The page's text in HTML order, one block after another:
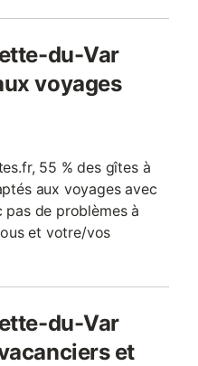
du-Var
voyages
55 % des gîtes à
aux voyages avec
de problèmes à
et votre/vos
du-Var
et